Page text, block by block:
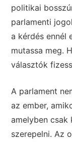
politikai
parlamenti
a kérdés ennél
mutassa meg.
választók
A parlament
az ember,
amelyben csak
szerepelni. Az